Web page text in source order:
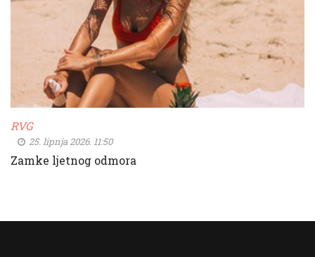
RVG
25. lipnja 2026. 11:50
Zamke ljetnog odmora